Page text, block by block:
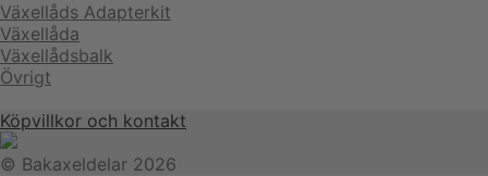
Växellåds Adapterkit
Växellåda
Växellådsbalk
Övrigt
Köpvillkor och kontakt
© Bakaxeldelar 2026